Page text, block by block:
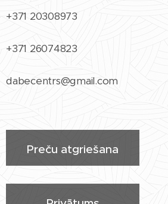
+371 20308973
+371 26074823
dabecentrs@gmail.com
Preču atgriešana